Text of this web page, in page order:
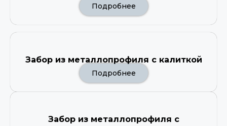
Подробнее
Забор из металлопрофиля с калиткой
Подробнее
Забор из металлопрофиля с